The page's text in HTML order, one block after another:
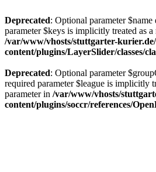
Deprecated: Optional parameter
parameter $keys is implicitly treated as a
/var/www/vhosts/stuttgarter-
content/plugins/LayerSlider/classes/
Deprecated: Optional parameter
required parameter $league is implicitly
parameter in /var/www/vhosts/
content/plugins/soccr/references/